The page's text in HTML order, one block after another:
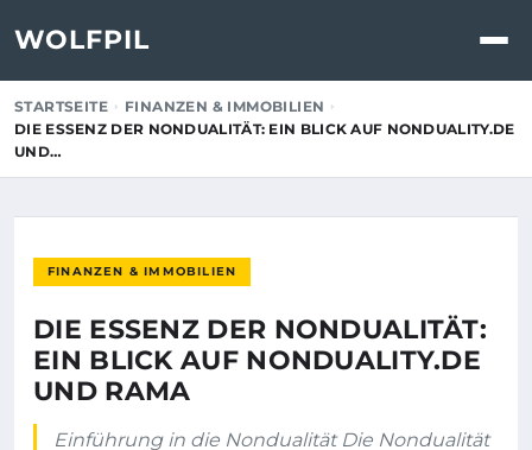
WOLFPIL
STARTSEITE
FINANZEN & IMMOBILIEN
DIE ESSENZ DER NONDUALITÄT: EIN BLICK AUF NONDUALITY.DE
UND…
FINANZEN & IMMOBILIEN
DIE ESSENZ DER NONDUALITÄT:
EIN BLICK AUF NONDUALITY.DE
UND RAMA
Einführung in die Nondualität Die Nondualität